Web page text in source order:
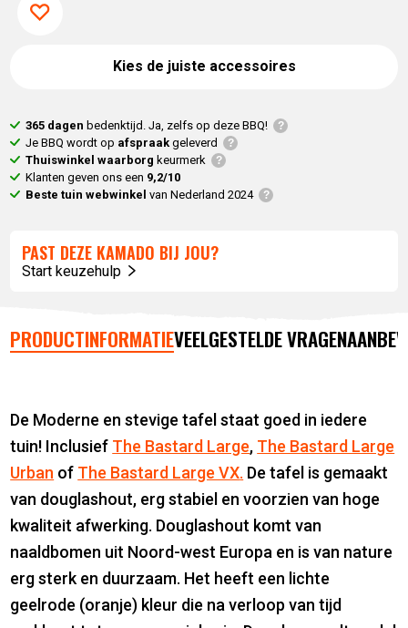
Kies de juiste accessoires
365 dagen bedenktijd. Ja, zelfs op deze BBQ!
Je BBQ wordt op afspraak geleverd
Thuiswinkel waarborg keurmerk
Klanten geven ons een 9,2/10
Beste tuin webwinkel van Nederland 2024
PAST DEZE KAMADO BIJ JOU?
Start keuzehulp
PRODUCTINFORMATIEVEELGESTELDE VRAGEN
De Moderne en stevige tafel staat goed in iedere
tuin! Inclusief The Bastard Large, The Bastard Large
Urban of The Bastard Large VX. De tafel is gemaakt
van douglashout, erg stabiel en voorzien van hoge
kwaliteit afwerking. Douglashout komt van
naaldbomen uit Noord-west Europa en is van nature
erg sterk en duurzaam. Het heeft een lichte
geelrode (oranje) kleur die na verloop van tijd